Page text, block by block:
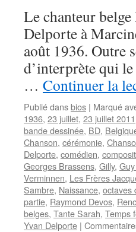
Le chanteur
Delporte à
août 1936. Outre
d’interprète qui
… Continuer la
Publié dansbios | Marqué
1936, 23 juillet, 23 juillet 2011
bande dessinée, BD,
Chanson, cérémonie,
Delporte, comédien,
Georges Brassens, Gilly,
Verminnen, Les Frères
Sambre, Naissance, octaves
partie, Raymond Devos,
belges, Tante Sarah, Temps
Yvan Delporte |